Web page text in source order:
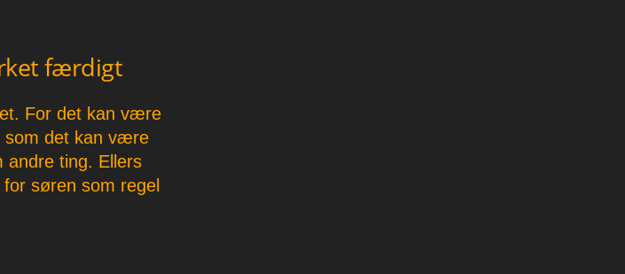
færdigt
For det kan være
som det kan være
ting. Ellers
søren som regel